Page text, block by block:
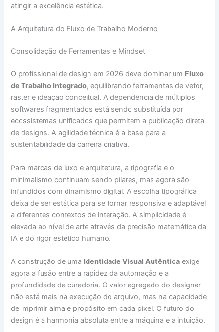
atingir a excelência estética.
A Arquitetura do Fluxo de Trabalho Moderno
Consolidação de Ferramentas e Mindset
O profissional de design em 2026 deve dominar um Fluxo
de Trabalho Integrado, equilibrando ferramentas de vetor,
raster e ideação conceitual. A dependência de múltiplos
softwares fragmentados está sendo substituída por
ecossistemas unificados que permitem a publicação direta
de designs. A agilidade técnica é a base para a
sustentabilidade da carreira criativa.
Para marcas de luxo e arquitetura, a tipografia e o
minimalismo continuam sendo pilares, mas agora são
infundidos com dinamismo digital. A escolha tipográfica
deixa de ser estática para se tornar responsiva e adaptável
a diferentes contextos de interação. A simplicidade é
elevada ao nível de arte através da precisão matemática da
IA e do rigor estético humano.
A construção de uma Identidade Visual Autêntica exige
agora a fusão entre a rapidez da automação e a
profundidade da curadoria. O valor agregado do designer
não está mais na execução do arquivo, mas na capacidade
de imprimir alma e propósito em cada pixel. O futuro do
design é a harmonia absoluta entre a máquina e a intuição.